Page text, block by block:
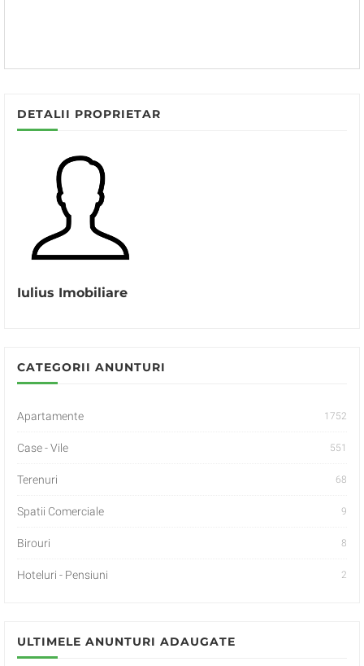
DETALII PROPRIETAR
Iulius Imobiliare
CATEGORII ANUNTURI
Apartamente 1752
Case - Vile 551
Terenuri 68
Spatii Comerciale 9
Birouri 8
Hoteluri - Pensiuni 2
ULTIMELE ANUNTURI ADAUGATE